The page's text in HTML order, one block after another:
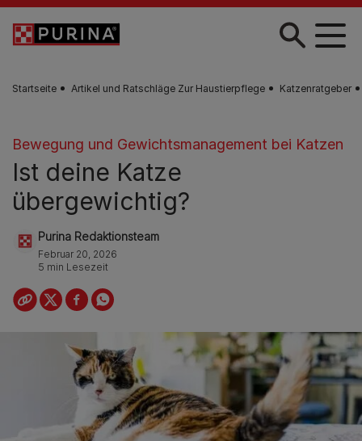
Skip to main content
Startseite Artikel und Ratschläge Zur Haustierpflege Katzenratgeber
Bewegung und Gewichtsmanagement bei Katzen
Ist deine Katze
übergewichtig?
Purina Redaktionsteam
Februar 20, 2026
5 min Lesezeit